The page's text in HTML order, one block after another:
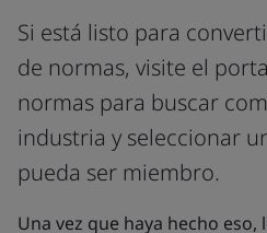
Si está listo para
de normas, visite el
normas para buscar
industria y seleccionar
pueda ser miembro.
Una vez que haya hecho